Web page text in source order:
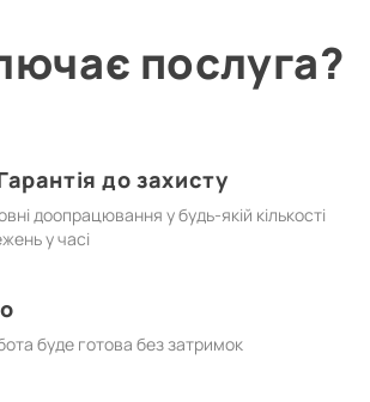
послуга?
до захисту
доопрацювання у будь-якій кількості
у часі
буде готова без затримок